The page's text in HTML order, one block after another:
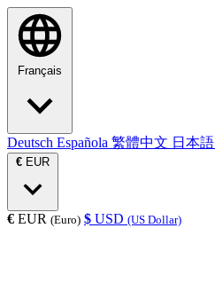
Français
Deutsch Española 繁體中文 日本語
€ EUR
€ EUR (Euro) $ USD (US Dollar)